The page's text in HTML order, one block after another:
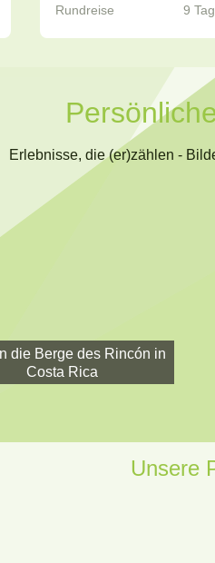
Rundreise
9
Erlebnisse, die (er)zählen -
die Berge des Rincón in
Costa Rica
Unsere